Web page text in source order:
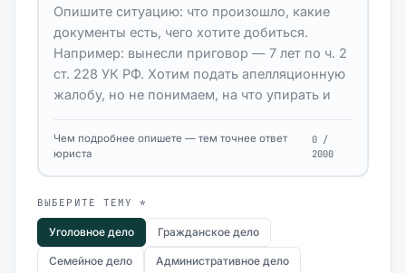
Чем подробнее опишете — тем точнее ответ
юриста
0 /
2000
ВЫБЕРИТЕ ТЕМУ *
Уголовное дело Гражданское дело
Семейное дело Административное дело